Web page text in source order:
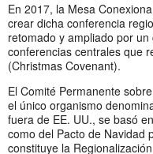
En 2017, la Mesa
crear dicha conferencia
retomado y ampliado por
conferencias centrales que
(Christmas Covenant).
El Comité Permanente
el único organismo
fuera de EE. UU., se basó
como del Pacto de Navidad
constituye la